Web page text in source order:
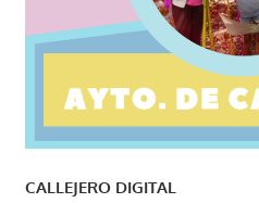
CALLEJERO DIGITAL